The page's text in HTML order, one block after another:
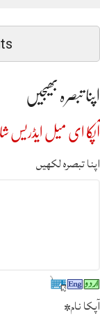
اپنا تبصرہ بھیجیں
آپکا ای میل ایڈریس
اپنا تبصرہ لکھیں
آپکا نام*